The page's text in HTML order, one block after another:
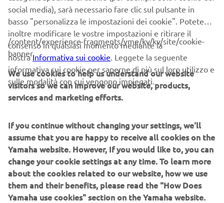
Seguili sulle loro pagine web: www.motoeviaggi.com
i social:www.facebook.com/motoeviaggi1e
www.instagram.com/motoeviaggi/
social media), sarà necessario fare clic sul pulsante in
basso "personalizza le impostazioni dei cookie". Potete
inoltre modificare le vostre impostazioni e ritirare il
consenso in qualsiasi momento mediante la
nostraInformativa sui cookie. Leggete la seguente
informativa sui cookie per saperne di più sul loro utilizzo e
sulle modalità con cui vengono impiegati.
/content/experience-fragments/yme/kv/kv/site/cookie-
banner
We use cookies to help us understand our website
visitors so we can improve our website, products,
services and marketing efforts.
If you continue without changing your settings, we'll
assume that you are happy to receive all cookies on the
Yamaha website. However, If you would like to, you can
change your cookie settings at any time. To learn more
about the cookies related to our website, how we use
them and their benefits, please read the "How Does
Yamaha use cookies" section on the Yamaha website.